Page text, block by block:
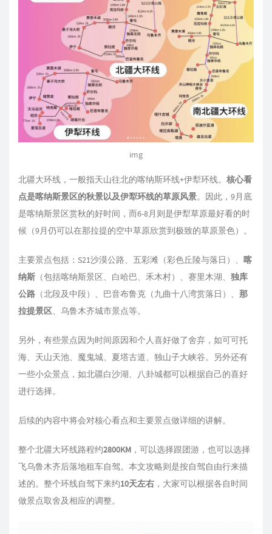
img
北疆大环线，一般指天山往北的喀纳斯环线+伊犁环线。 核心看
点是喀纳斯景区的秋景以及伊犁环线的草原风景。因此，9月底
是喀纳斯景区赏秋的好时间，而6-8月则是伊犁草原最好看的时
候（9月仍可以在那拉提的空中草原欣赏到极致的草原景色）。
主要景点包括：S21沙漠公路、五彩滩（彩色丘陵与落日）、 喀
纳斯 （包括喀纳斯景区、白哈巴、禾木村）、赛里木湖、 独库
公路 （北段及中段）、巴音布鲁克（九曲十八湾赏落日）、 那
拉提景区、乌鲁木齐城市景点等。
另外，有些景点因为时间原因和个人喜好做了舍弃，如可可托
海、天山天池、魔鬼城、夏塔古道、独山子大峡谷。另外还有
一些小众景点，如北疆白沙湖、八卦城都可以根据自己的喜好
进行选择。
后续的内容中将会对核心看点和主要景点做详细的讲解。
整个北疆大环线路程约2800KM ，可以选择跟团游，也可以选择
飞乌鲁木齐后落地租车自驾。本文攻略则是按自驾自由行来描
述的。整个环线自驾下来约10天左右 ，大家可以根据各自时间
做景点取舍及相应的调整。